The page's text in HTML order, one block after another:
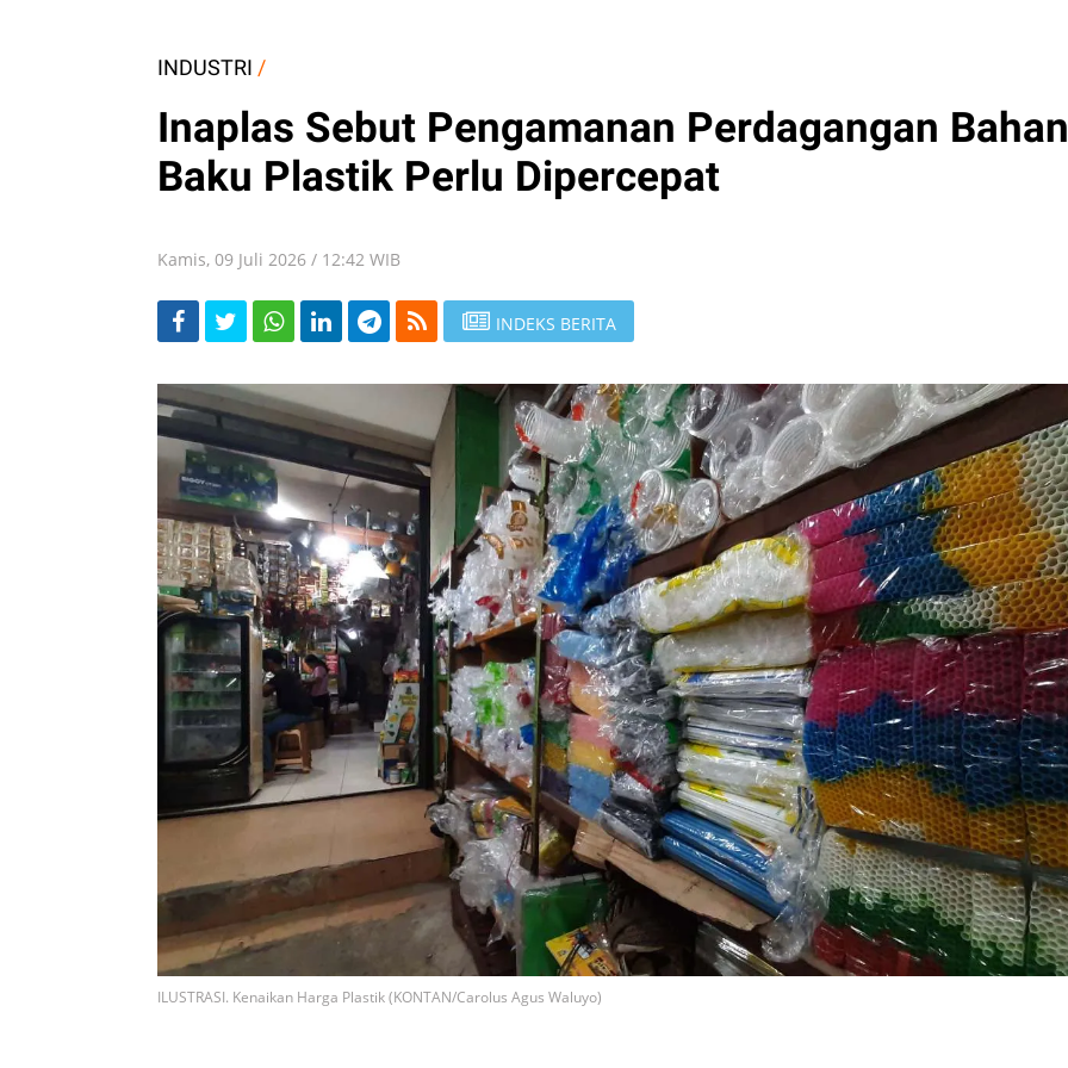
INDUSTRI /
Inaplas Sebut Pengamanan Perdagangan Bahan
Baku Plastik Perlu Dipercepat
Kamis, 09 Juli 2026 / 12:42 WIB
INDEKS BERITA
ILUSTRASI. Kenaikan Harga Plastik (KONTAN/Carolus Agus Waluyo)